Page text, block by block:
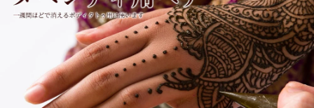
次の朝も絡まずサラサラだし、大満足です。
規定量の10グラムで使うとあっという間になくなるとお
もいますが、わたしはボブヘアですが200mlのお湯に小
さじ2杯弱十分効果を実感します。またリピートしま
す。
1人 の人が参考になったと言っています